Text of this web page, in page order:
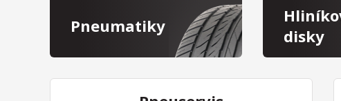
Pneumatiky
disky